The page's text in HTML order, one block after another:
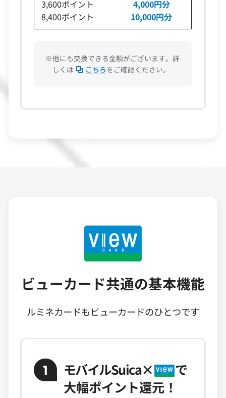
3,600ポイント
4,000円分
8,400ポイント
10,000円分
※他にも交換できる金額がございます。詳
しくは
こちらをご確認ください。
ビューカード共通の基本機能
ルミネカードもビューカードのひとつです
1 モバイルSuica×
で
大幅ポイント還元！